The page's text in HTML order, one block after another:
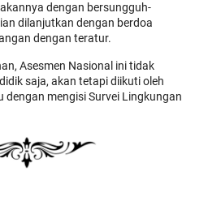
dengan bersungguh-
dilanjutkan dengan berdoa
dengan teratur.
Asesmen Nasional ini tidak
saja, akan tetapi diikuti oleh
dengan mengisi Survei Lingkungan